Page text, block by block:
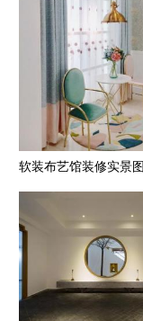
软装布艺馆装修实景图